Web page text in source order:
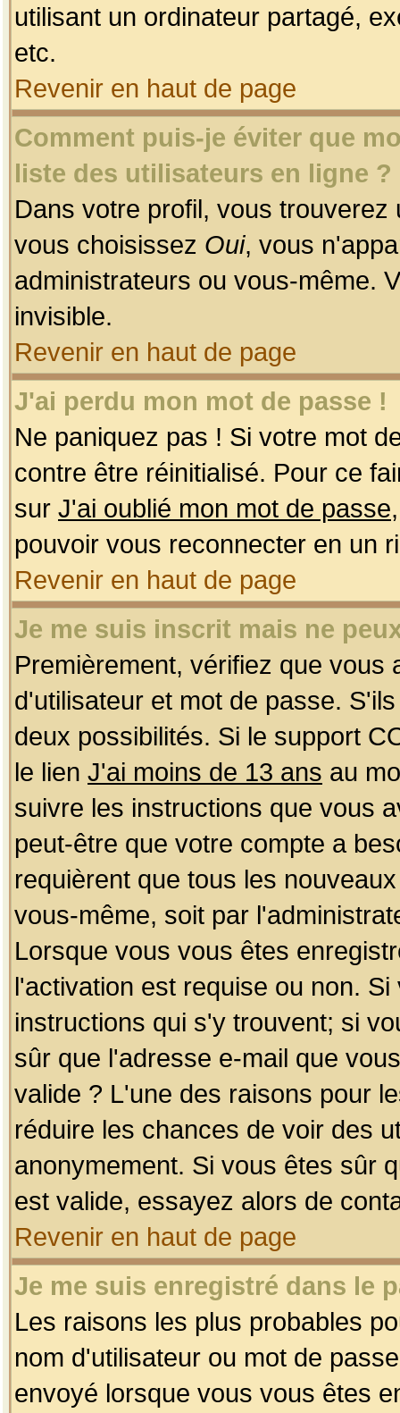
utilisant un ordinateur partagé,
etc.
Revenir en haut de page
Comment puis-je éviter que
liste des utilisateurs en ligne ?
Dans votre profil, vous
vous choisissez Oui, vous
administrateurs ou vous-même.
invisible.
Revenir en haut de page
J'ai perdu mon mot de passe !
Ne paniquez pas ! Si votre mot
contre être réinitialisé. Pour ce
sur J'ai oublié mon mot de passe
pouvoir vous reconnecter en un
Revenir en haut de page
Je me suis inscrit mais ne
Premièrement, vérifiez que
d'utilisateur et mot de passe.
deux possibilités. Si le support
le lien J'ai moins de 13 ans au
suivre les instructions que vous
peut-être que votre compte a
requièrent que tous les
vous-même, soit par
Lorsque vous vous êtes
l'activation est requise ou non.
instructions qui s'y trouvent; si
sûr que l'adresse e-mail que
valide ? L'une des raisons pour
réduire les chances de voir des
anonymement. Si vous êtes sûr
est valide, essayez alors de
Revenir en haut de page
Je me suis enregistré dans le
Les raisons les plus probables
nom d'utilisateur ou mot de
envoyé lorsque vous vous êtes